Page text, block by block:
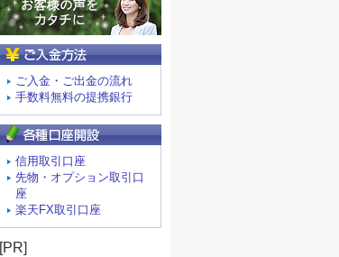
ご入金・ご出金の流れ
手数料無料の提携銀行
信用取引口座
先物・オプション取引口
座
楽天FX取引口座
[PR]